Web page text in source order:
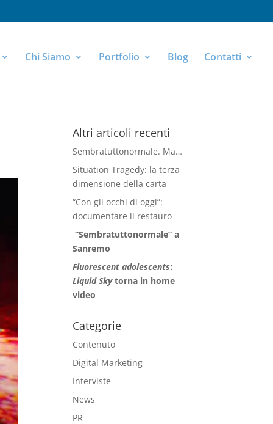
Chi Siamo Portfolio Blog Contatti
Altri articoli recenti
Sembratuttonormale. Ma…
Situation Tragedy: la terza
dimensione della carta
“Con gli occhi di oggi”:
documentare il restauro
“Sembratuttonormale” a
Sanremo
Fluorescent adolescents:
Liquid Skytorna in home
video
Categorie
Contenuto
Digital Marketing
Interviste
News
PR